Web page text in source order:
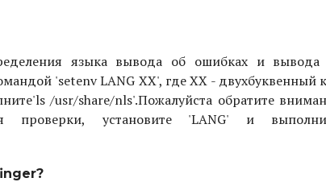
языка вывода об ошибках и вывода
'setenv LANG XX', где XX - двухбуквенный
/usr/share/nls'.Пожалуйста обратите
проверки, установите 'LANG' и